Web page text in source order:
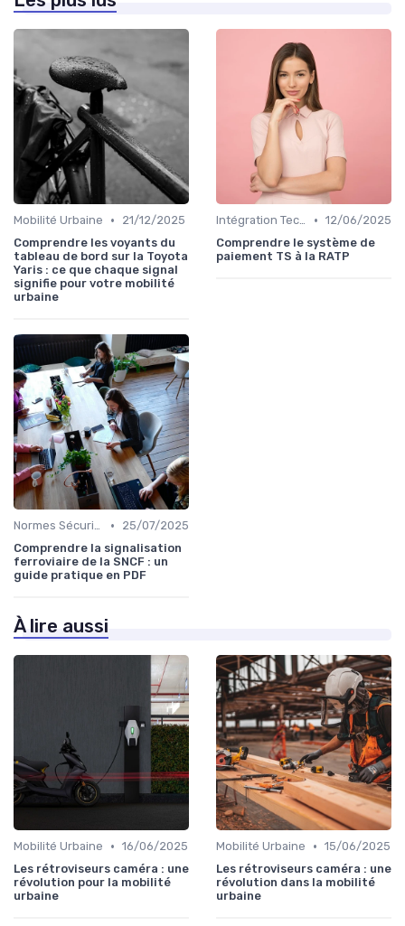
Mobilité Urbaine •
21/12/2025
Comprendre les voyants du
tableau de bord sur la Toyota
Yaris : ce que chaque signal
signifie pour votre mobilité
urbaine
Intégration Technologique • 12/06/2025
Comprendre le système de
paiement TS à la RATP
Normes Sécurité •
25/07/2025
Comprendre la signalisation
ferroviaire de la SNCF : un
guide pratique en PDF
À lire aussi
Mobilité Urbaine • 16/06/2025
Les rétroviseurs caméra : une
révolution pour la mobilité
urbaine
Mobilité Urbaine • 15/06/2025
Les rétroviseurs caméra : une
révolution dans la mobilité
urbaine